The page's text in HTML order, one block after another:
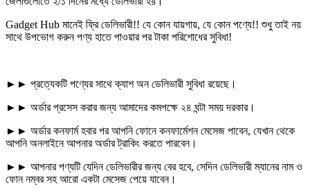
Gadget Hub মানেই ফ্রি ডেলিভারী!! যে কোন যায়গায়, যে কোন পণ্যে!! শুধু তাই নয়
সাথে উপভোগ করুন পণ্য হাতে পাওয়ার পর টাকা পরিশোধের সুবিধা!
►► প্রত্যেকটি পণ্যের সাথে ক্যাশ অন ডেলিভারী সুবিধা রয়েছে।
►► অর্ডার প্রসেস করার জন্য আমাদের কমপক্ষে ২৪ ঘন্টা সময় দরকার।
►► অর্ডার কনফার্ম হবার পর আপনি ফোনে কনফার্মেশন মেসেজ পাবেন, যেখান থেকে
আপনি অনলাইনে আপনার অর্ডার ট্রাকিং করতে পারবেন।
►► আপনার পণ্যটি যেদিন ডেলিভারীর জন্য বের হবে, সেদিন ডেলিভারী ম্যানের নাম ও
ফোন নম্বর সহ আরো একটা মেসেজ পেয়ে যাবেন।